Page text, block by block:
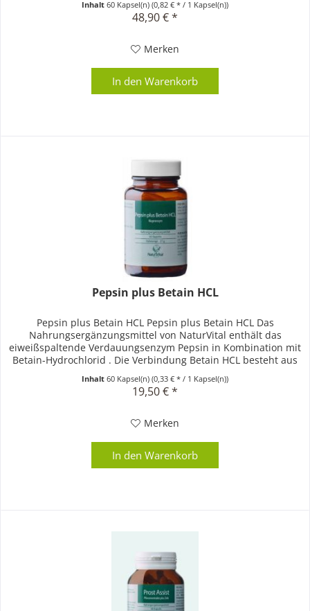
Inhalt60 Kapsel(n)(0,82 € * / 1 Kapsel(n))
48,90 € *
Merken
In den Warenkorb
Pepsin plus Betain HCL
Pepsin plus Betain HCL Pepsin plus Betain HCL Das
Nahrungsergänzungsmittel von NaturVital enthält das
eiweißspaltende Verdauungsenzym Pepsin in Kombination mit
Betain-Hydrochlorid . Die Verbindung Betain HCL besteht aus
Inhalt60 Kapsel(n)(0,33 € * / 1 Kapsel(n))
19,50 € *
Merken
In den Warenkorb